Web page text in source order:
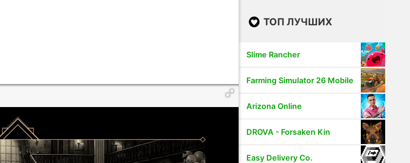
ТОП ЛУЧШИХ
Slime Rancher
Farming Simulator 26 Mobile
Arizona Online
DROVA - Forsaken Kin
Easy Delivery Co.